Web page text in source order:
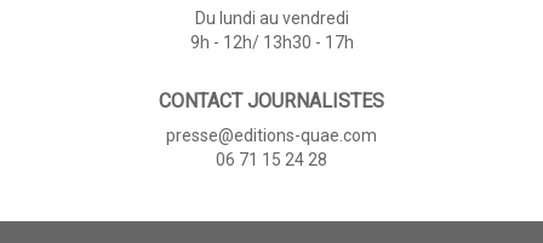
Du lundi au vendredi
9h - 12h/ 13h30 - 17h
CONTACT JOURNALISTES
presse@editions-quae.com
06 71 15 24 28